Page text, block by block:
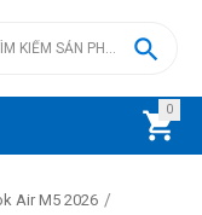
0


Air M5 2026 /